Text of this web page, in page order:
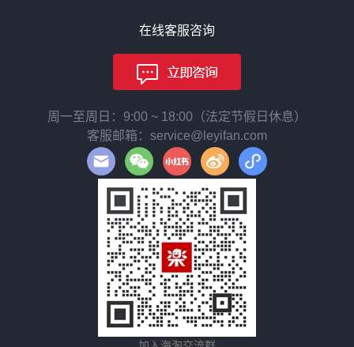
在线客服咨询
周一至周日：9:00 ~ 18:00（法定节假日休息）
客服邮箱：service@leyifan.com